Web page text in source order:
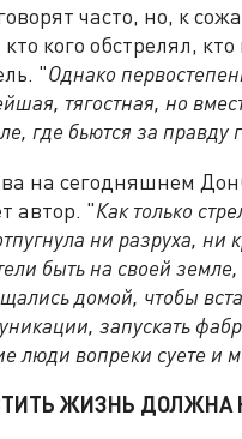
часто, но, к
кого обстрелял,
"Однако
тягостная, но
где бьются за правду
на сегодняшнем
автор. "Как только
ни разруха,
быть на своей
домой, чтобы
запускать
люди вопреки суете и
ЖИЗНЬ ДОЛЖНА